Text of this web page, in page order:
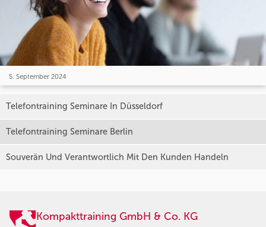
5. September 2024
Telefontraining Seminare In Düsseldorf
Telefontraining Seminare Berlin
Souverän Und Verantwortlich Mit Den Kunden Handeln
Kompakttraining GmbH & Co. KG